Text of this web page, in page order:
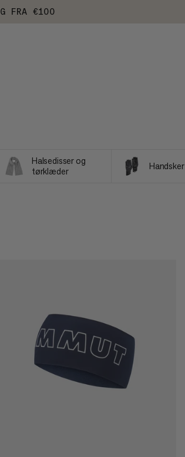
FRA €100
Halsedisser og
tørklæder
Handsker